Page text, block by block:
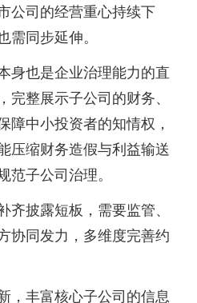
公司的经营重心持续下
需同步延伸。
身也是企业治理能力的直
完整展示子公司的财务、
障中小投资者的知情权，
压缩财务造假与利益输送
范子公司治理。
齐披露短板，需要监管、
协同发力，多维度完善约
，丰富核心子公司的信息